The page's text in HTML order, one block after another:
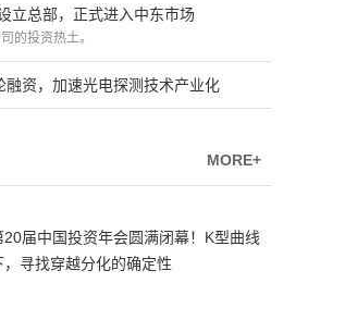
立总部，正式进入中东市场
的投资热土。
融资，加速光电探测技术产业化
MORE+
20届中国投资年会圆满闭幕！K型曲线
，寻找穿越分化的确定性